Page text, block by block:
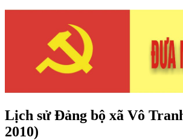
Lịch sử Đảng bộ xã Vô
2010)